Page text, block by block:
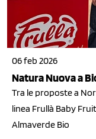
06 feb 2026
Natura Nuova a
Tra le proposte a
linea Frullà Baby
Almaverde Bio